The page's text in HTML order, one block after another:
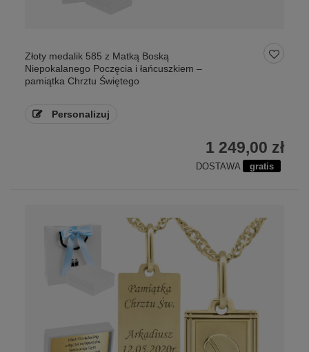
Złoty medalik 585 z Matką Boską
Niepokalanego Poczęcia i łańcuszkiem –
pamiątka Chrztu Świętego
Personalizuj
1 249,00 zł
DOSTAWA gratis